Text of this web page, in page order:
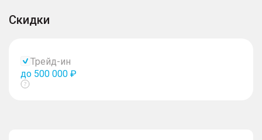
Скидки
Трейд-ин
до 500 000 ₽
Показать